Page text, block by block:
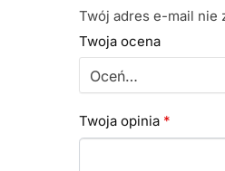
Twój adres e-mail nie
Twoja ocena
Twoja opinia *